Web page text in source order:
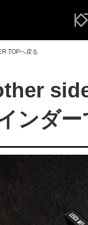
TOPへ戻る
ンダ